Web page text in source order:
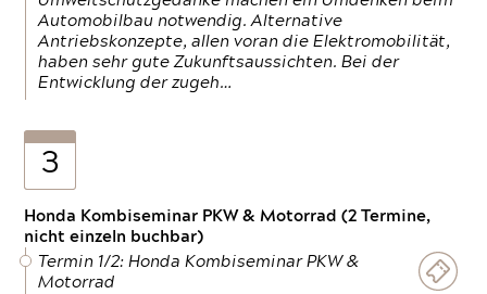
Automobilbau notwendig. Alternative
Antriebskonzepte, allen voran die Elektromobilität,
haben sehr gute Zukunftsaussichten. Bei der
Entwicklung der zugeh…
3
Honda Kombiseminar PKW & Motorrad (2 Termine,
nicht einzeln buchbar)
Termin 1/2: Honda Kombiseminar PKW &
Motorrad